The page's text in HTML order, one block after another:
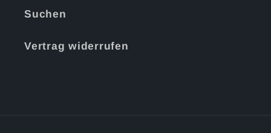
Suchen
Vertrag widerrufen